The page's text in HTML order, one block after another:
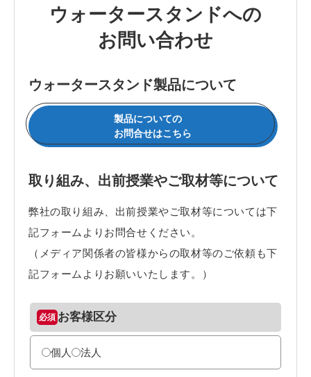
ウォータースタンドへの
お問い合わせ
ウォータースタンド製品について
製品についての
お問合せはこちら
取り組み、出前授業やご取材等について
弊社の取り組み、出前授業やご取材等については下
記フォームよりお問合せください。
（メディア関係者の皆様からの取材等のご依頼も下
記フォームよりお願いいたします。）
お客様区分
個人 法人